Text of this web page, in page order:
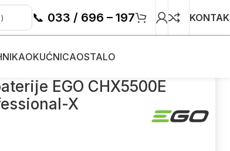
📞 033 / 696 – 197
OKUĆNICAOSTALO
EGO CHX5500E
X